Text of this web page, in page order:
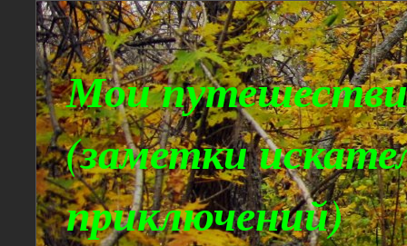
Мои
(заметки
приключений)